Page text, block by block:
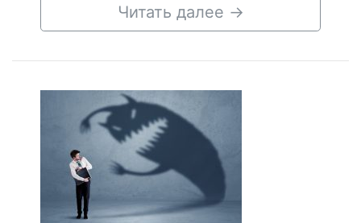
Читать далее →